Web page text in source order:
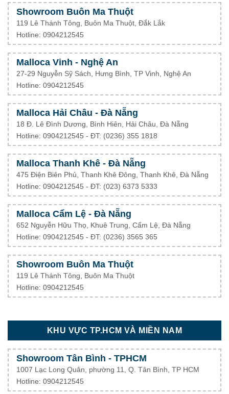
Showroom Buôn Ma Thuột
119 Lê Thánh Tông, Buôn Ma Thuột, Đắk Lắk
Hotline: 0904212545
Malloca Vinh - Nghệ An
27-29 Nguyễn Sỹ Sách, Hưng Bình, TP Vinh, Nghệ An
Hotline: 0904212545
Malloca Hải Châu - Đà Nẵng
18 Đ. Lê Đình Dương, Bình Hiên, Hải Châu, Đà Nẵng
Hotline: 0904212545 - ĐT: (0236) 355 1818
Malloca Thanh Khê - Đà Nẵng
475 Điện Biên Phủ, Thanh Khê Đông, Thanh Khê, Đà Nẵng
Hotline: 0904212545 - ĐT: (023) 6373 5333
Malloca Cẩm Lệ - Đà Nẵng
652 Nguyễn Hữu Thọ, Khuê Trung, Cẩm Lệ, Đà Nẵng
Hotline: 0904212545 - ĐT: (0236) 3565 365
Showroom Buôn Ma Thuột
119 Lê Thánh Tông, Buôn Ma Thuột
Hotline: 0904212545
KHU VỰC TP.HCM VÀ MIỀN NAM
Showroom Tân Bình - TPHCM
1007 Lạc Long Quân, phường 11, Q. Tân Bình, TP HCM
Hotline: 0904212545